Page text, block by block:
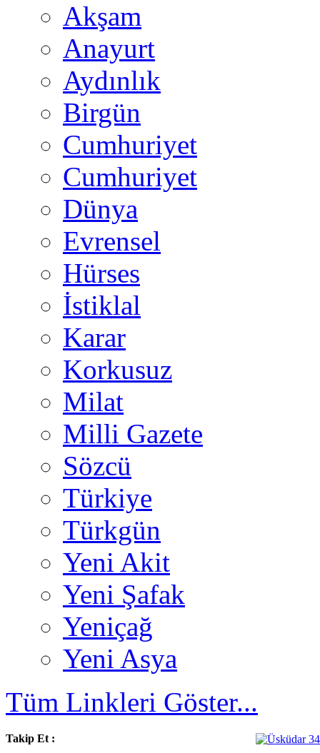
Akşam
Anayurt
Aydınlık
Birgün
Cumhuriyet
Cumhuriyet
Dünya
Evrensel
Hürses
İstiklal
Karar
Korkusuz
Milat
Milli Gazete
Sözcü
Türkiye
Türkgün
Yeni Akit
Yeni Şafak
Yeniçağ
Yeni Asya
Tüm Linkleri Göster...
Takip Et :